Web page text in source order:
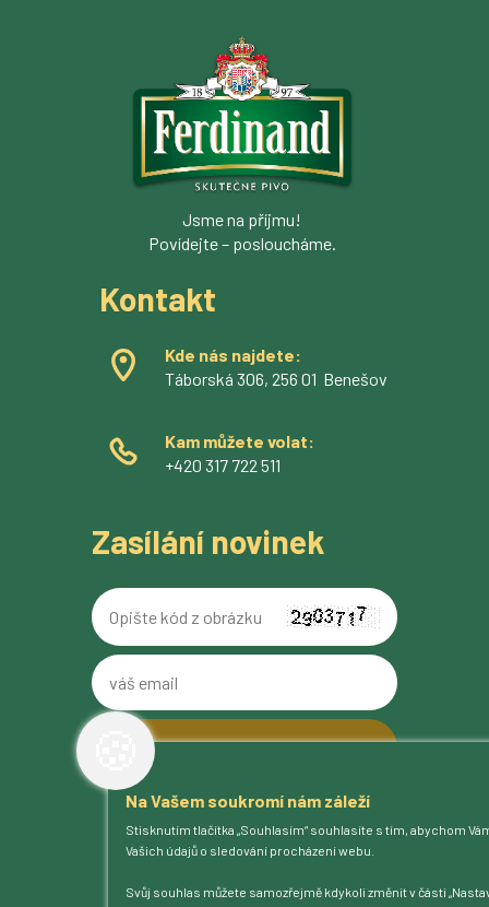
Na Vašem soukromí nám záleží
Stisknutím tlačítka „Souhlasím“ souhlasíte s tím, abychom
Vašich údajů o sledování procházení webu.
Svůj souhlas můžete samozřejmě kdykoli změnit v části
O pivovaru
Naše piva
Kam na Ferdinanda
Humnová sladovna
Jsme na příjmu!
Povídejte – posloucháme.
Kontakt
Kde nás najdete:
Táborská 306, 256 01 Benešov
Kam můžete volat:
+420 317 722 511
Zasílání novinek
Opište
kód
váš
email